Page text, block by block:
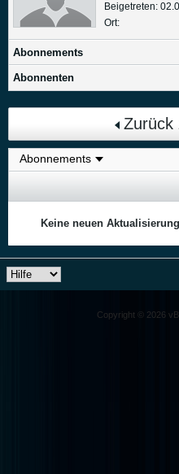
Beigetreten:
Ort:
Abonnements
Abonnenten
Zurück
Keine neuen
Copyright © 2026